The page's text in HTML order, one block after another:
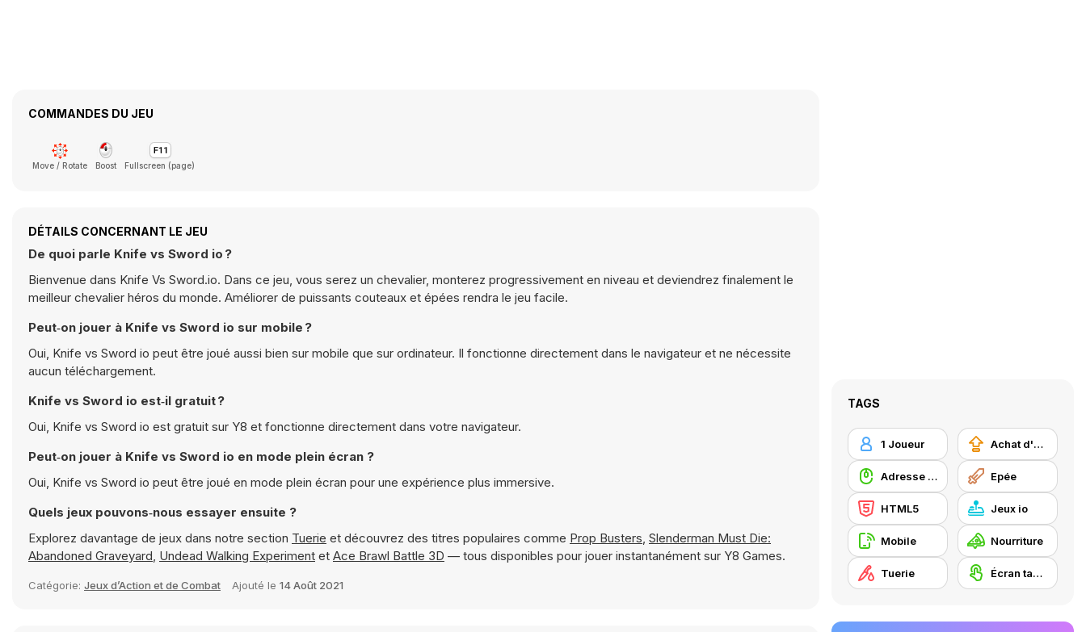
COMMANDES DU JEU
Move / Rotate Boost Fullscreen (page)
DÉTAILS CONCERNANT LE JEU
De quoi parle Knife vs Sword io ?
Bienvenue dans Knife Vs Sword.io. Dans ce jeu, vous serez un chevalier, monterez progressivement en niveau et deviendrez finalement le
meilleur chevalier héros du monde. Améliorer de puissants couteaux et épées rendra le jeu facile.
Peut‑on jouer à Knife vs Sword io sur mobile ?
Oui, Knife vs Sword io peut être joué aussi bien sur mobile que sur ordinateur. Il fonctionne directement dans le navigateur et ne nécessite
aucun téléchargement.
Knife vs Sword io est‑il gratuit ?
Oui, Knife vs Sword io est gratuit sur Y8 et fonctionne directement dans votre navigateur.
Peut‑on jouer à Knife vs Sword io en mode plein écran ?
Oui, Knife vs Sword io peut être joué en mode plein écran pour une expérience plus immersive.
Quels jeux pouvons‑nous essayer ensuite ?
Explorez davantage de jeux dans notre section Tuerie et découvrez des titres populaires comme Prop Busters, Slenderman Must Die:
Abandoned Graveyard, Undead Walking Experiment et Ace Brawl Battle 3D — tous disponibles pour jouer instantanément sur Y8 Games.
Catégorie: Jeux d’Action et de Combat Ajouté le 14 Août 2021
TAGS
1 Joueur Achat d'améliorations
Adresse avec la souris Epée
HTML5 Jeux io
Mobile Nourriture
Tuerie Écran tactile